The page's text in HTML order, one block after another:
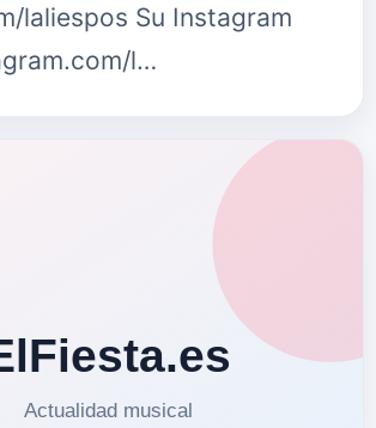
laliespos Su Instagram
l…